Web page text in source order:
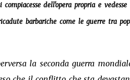
compiacesse dell'opera propria e
barbariche come le guerre tra
la seconda guerra